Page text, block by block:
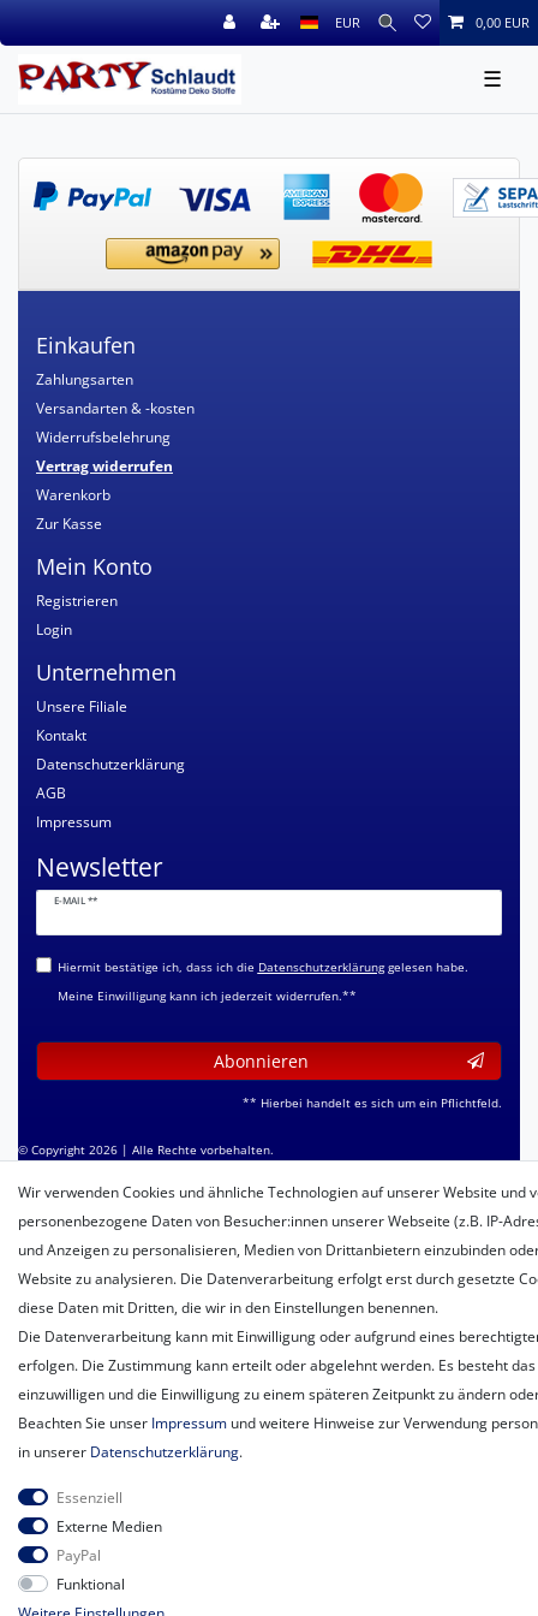
EUR 0,00 EUR
☰
Einkaufen
Zahlungsarten
Versandarten & -kosten
Widerrufsbelehrung
Vertrag widerrufen
Warenkorb
Zur Kasse
Mein Konto
Registrieren
Login
Unternehmen
Unsere Filiale
Kontakt
Datenschutzerklärung
AGB
Impressum
Newsletter
E-MAIL **
Newsletter
Honig
Hiermit bestätige ich, dass ich die Daten­schutz­erklärunggelesen habe.
Meine Einwilligung kann ich jederzeit widerrufen.**
Abonnieren
** Hierbei handelt es sich um ein Pflichtfeld.
© Copyright 2026 | Alle Rechte vorbehalten.
Wir verwenden Cookies und ähnliche Technologien auf unserer Website und
personenbezogene Daten von Besucher:innen unserer Webseite (z.B. IP-
und Anzeigen zu personalisieren, Medien von Drittanbietern einzubinden
Website zu analysieren. Die Datenverarbeitung erfolgt erst durch gesetzte
diese Daten mit Dritten, die wir in den Einstellungen benennen.
Die Datenverarbeitung kann mit Einwilligung oder aufgrund eines
erfolgen. Die Zustimmung kann erteilt oder abgelehnt werden. Es besteht das
einzuwilligen und die Einwilligung zu einem späteren Zeitpunkt zu ändern
Beachten Sie unser Impressum und weitere Hinweise zur Verwendung
in unserer Daten­schutz­erklärung.
Essenziell
Externe Medien
PayPal
Funktional